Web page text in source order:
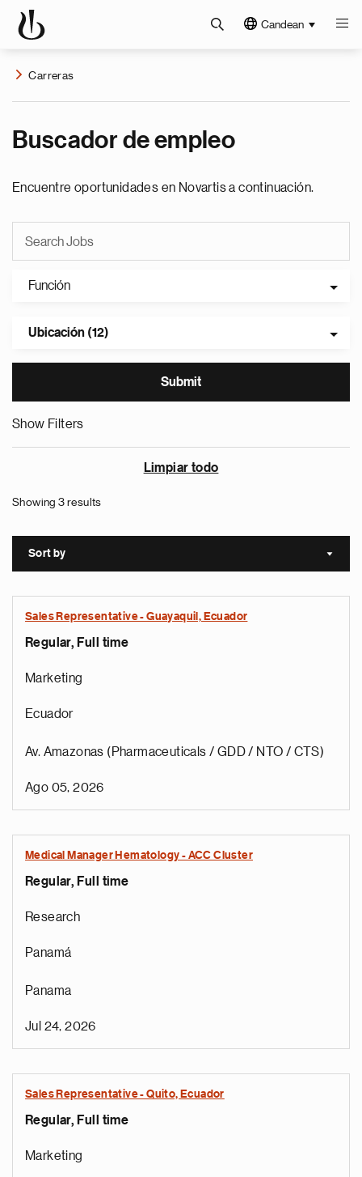
Candean
Carreras
Buscador de empleo
Encuentre oportunidades en Novartis a continuación.
Función
Ubicación (12)
Show Filters
Limpiar todo
Showing 3 results
Sort by Sort
Sales Representative - Guayaquil, Ecuador
Regular, Full time
Marketing
Ecuador
Av. Amazonas (Pharmaceuticals / GDD / NTO / CTS)
Ago 05, 2026
Medical Manager Hematology - ACC Cluster
Regular, Full time
Research
Panamá
Panama
Jul 24, 2026
Sales Representative - Quito, Ecuador
Regular, Full time
Marketing